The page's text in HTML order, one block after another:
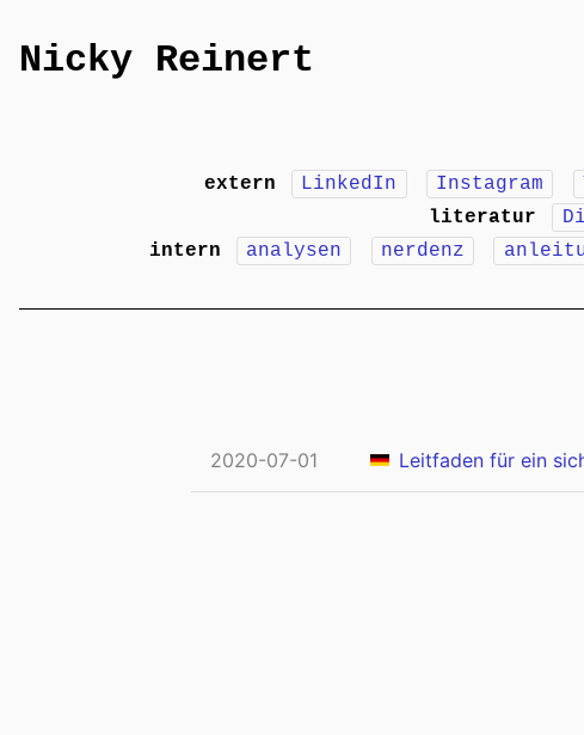
Nicky Reinert
extern LinkedIn Instagram
literatur
intern
analysen nerdenz
2020-07-01 Leitfaden für ein